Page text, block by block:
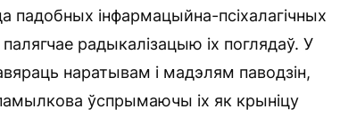
падобных інфармацыйна-псіхалагічных
радыкалізацыю іх поглядаў. У
наратывам і мадэлям паводзін,
ўспрымаючы іх як крыніцу